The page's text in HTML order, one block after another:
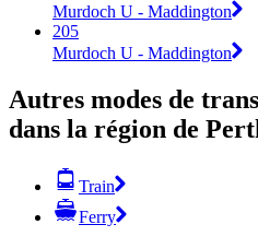
Murdoch U - Maddington
205
Murdoch U - Maddington
Autres modes de
dans la région de
Train
Ferry